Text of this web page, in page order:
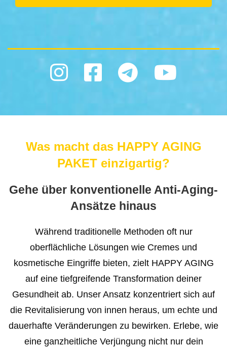
Was macht das HAPPY AGING
PAKET einzigartig?
Gehe über konventionelle Anti-Aging-
Ansätze hinaus
Während traditionelle Methoden oft nur
oberflächliche Lösungen wie Cremes und
kosmetische Eingriffe bieten, zielt HAPPY AGING
auf eine tiefgreifende Transformation deiner
Gesundheit ab. Unser Ansatz konzentriert sich auf
die Revitalisierung von innen heraus, um echte und
dauerhafte Veränderungen zu bewirken. Erlebe, wie
eine ganzheitliche Verjüngung nicht nur dein